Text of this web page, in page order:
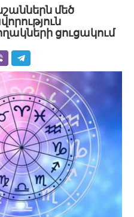
մեծ
ցուցակում